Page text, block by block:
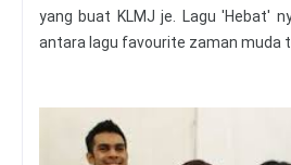
yang buat KLMJ je. Lagu 'Hebat'
antara lagu favourite zaman muda